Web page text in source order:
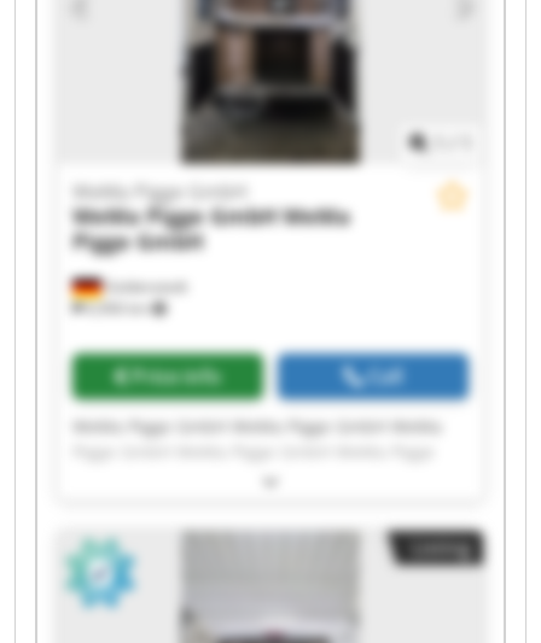
Goldenstedt
6,906 km
WeMa Pigge GmbH
WeMa Pigge GmbHWeMa
Pigge GmbH
Price info Call
WeMa Pigge GmbH WeMa Pigge GmbH WeMa
GmbH WeMa Pigge GmbH WeMa Pigge GmbH
Pigge GmbH WeMa Pigge GmbH WeMa Pigge
GmbH WeMa Pigge GmbH WeMa Pigge GmbH
WeMa Pigge GmbH WeMa Pigge GmbH WeMa
Pigge GmbH WeMa Pigge GmbH WeMa Pigge
GmbH WeMa Pigge GmbH
Listing